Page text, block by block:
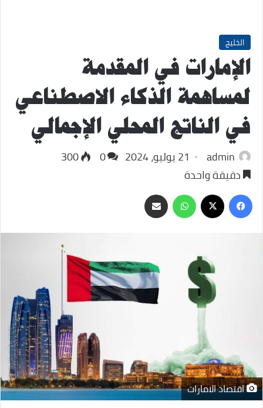
الخليج
الإمارات في المقدمة
لمساهمة الذكاء الاصطناعي
في الناتج المحلي الإجمالي
admin 21 يوليو، 2024 0
300
دقيقة واحدة
فيسبوك
‫X واتسابمشاركة
عبر
اقتصاد الامارات